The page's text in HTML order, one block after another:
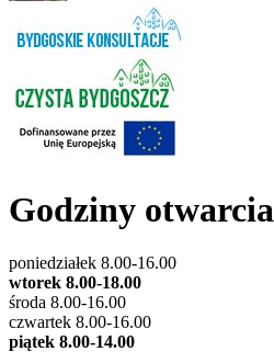
Godziny otwarcia
poniedziałek 8.00-16.00
wtorek 8.00-18.00
środa 8.00-16.00
czwartek 8.00-16.00
piątek 8.00-14.00